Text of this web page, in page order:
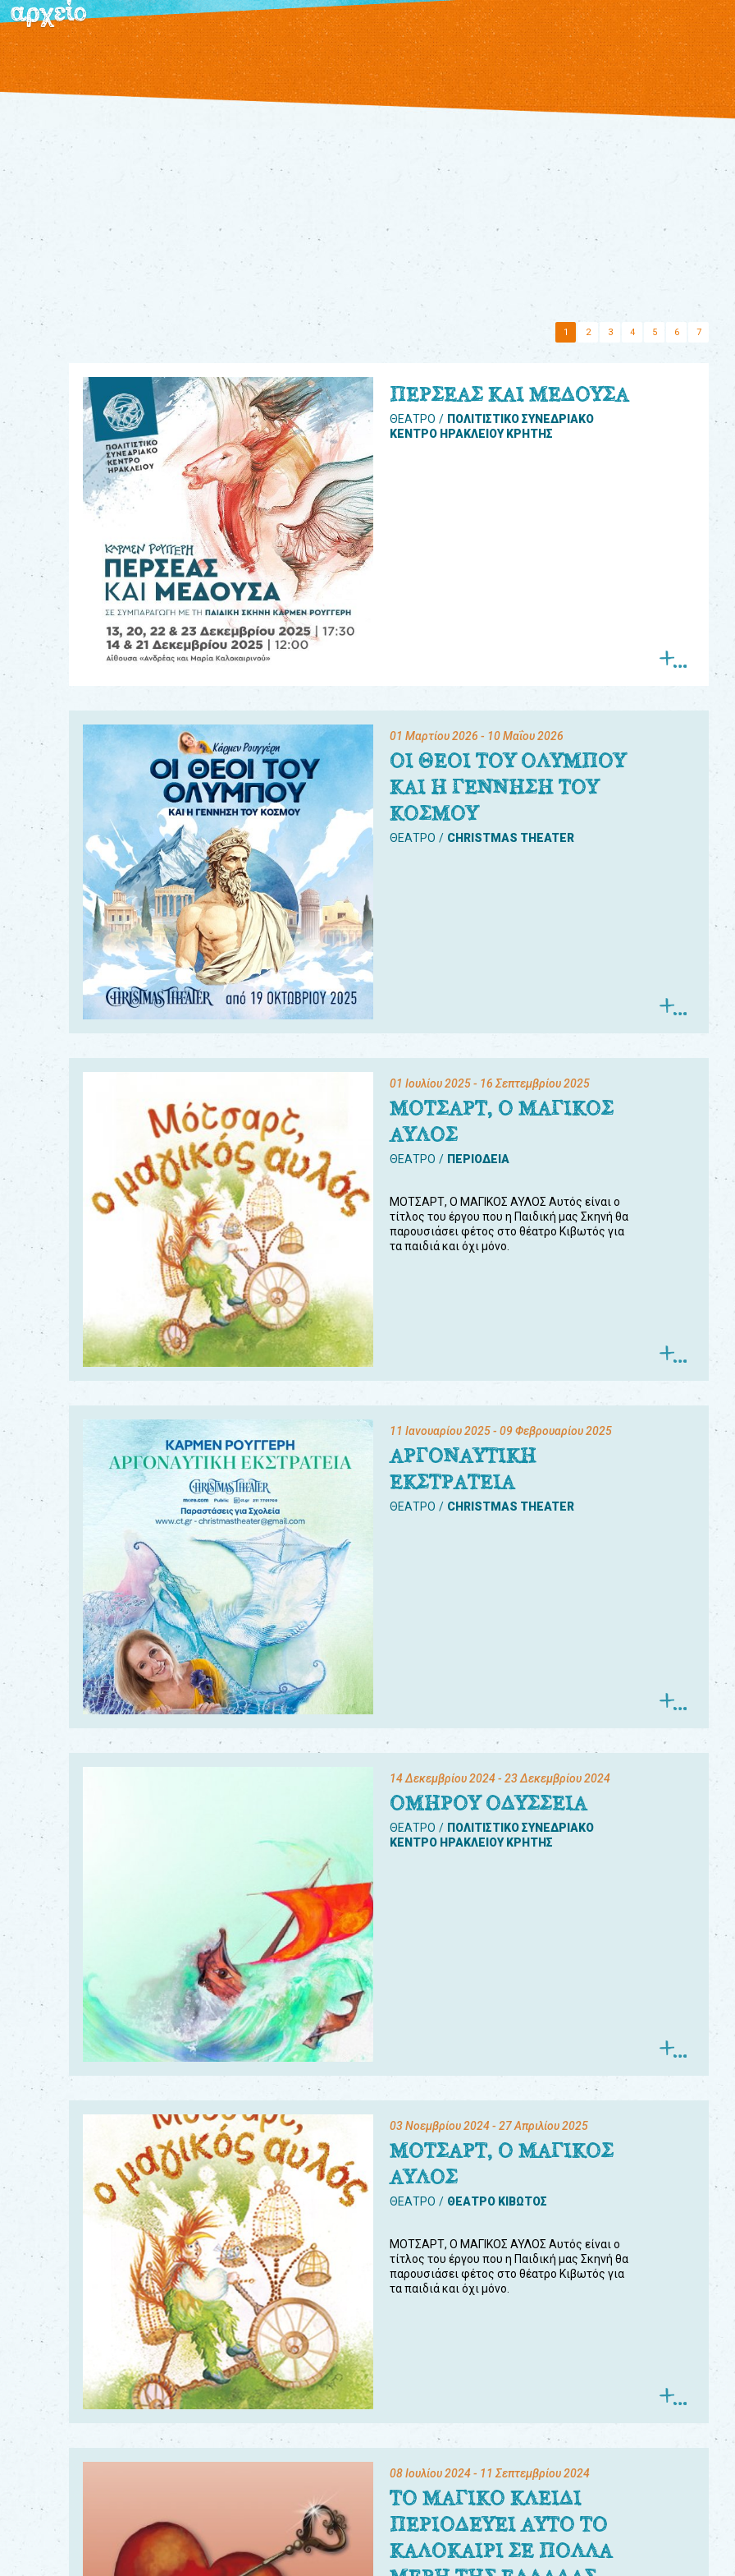
αρχείο
1 2 3 4 5 6 7
ΠΕΡΣΕΑΣ ΚΑΙ ΜΕΔΟΥΣΑ
ΘΕΑΤΡΟ
ΠΟΛΙΤΙΣΤΙΚΟ ΣΥΝΕΔΡΙΑΚΟ
ΚΕΝΤΡΟ ΗΡΑΚΛΕΙΟΥ ΚΡΗΤΗΣ
01 Μαρτίου 2026 - 10 Μαΐου 2026
ΟΙ ΘΕΟΙ ΤΟΥ ΟΛΥΜΠΟΥ
ΚΑΙ Η ΓΕΝΝΗΣΗ ΤΟΥ
ΚΟΣΜΟΥ
ΘΕΑΤΡΟ CHRISTMAS THEATER
01 Ιουλίου 2025- 16 Σεπτεμβρίου 2025
ΜΟΤΣΑΡΤ, Ο ΜΑΓΙΚΟΣ
ΑΥΛΟΣ
ΘΕΑΤΡΟ ΠΕΡΙΟΔΕΙΑ
ΜΟΤΣΑΡΤ, Ο ΜΑΓΙΚΟΣ ΑΥΛΟΣ Αυτός είναι ο
τίτλος του έργου που η Παιδική μας Σκηνή θα
παρουσιάσει φέτος στο θέατρο Κιβωτός για
τα παιδιά και όχι μόνο.
11 Ιανουαρίου 2025- 09 Φεβρουαρίου 2025
ΑΡΓΟΝΑΥΤΙΚΗ
ΕΚΣΤΡΑΤΕΙΑ
ΘΕΑΤΡΟ CHRISTMAS THEATER
14 Δεκεμβρίου 2024- 23 Δεκεμβρίου 2024
ΟΜΗΡΟΥ ΟΔΥΣΣΕΙΑ
ΘΕΑΤΡΟ
ΠΟΛΙΤΙΣΤΙΚΟ ΣΥΝΕΔΡΙΑΚΟ
ΚΕΝΤΡΟ ΗΡΑΚΛΕΙΟΥ ΚΡΗΤΗΣ
03 Νοεμβρίου 2024- 27 Απριλίου 2025
ΜΟΤΣΑΡΤ, Ο ΜΑΓΙΚΟΣ
ΑΥΛΟΣ
ΘΕΑΤΡΟ ΘΕΑΤΡΟ ΚΙΒΩΤΟΣ
ΜΟΤΣΑΡΤ, Ο ΜΑΓΙΚΟΣ ΑΥΛΟΣ Αυτός είναι ο
τίτλος του έργου που η Παιδική μας Σκηνή θα
παρουσιάσει φέτος στο θέατρο Κιβωτός για
τα παιδιά και όχι μόνο.
08 Ιουλίου 2024- 11 Σεπτεμβρίου 2024
ΤΟ ΜΑΓΙΚΟ ΚΛΕΙΔΙ
ΠΕΡΙΟΔΕΥΕΙ ΑΥΤΟ ΤΟ
ΚΑΛΟΚΑΙΡΙ ΣΕ ΠΟΛΛΑ